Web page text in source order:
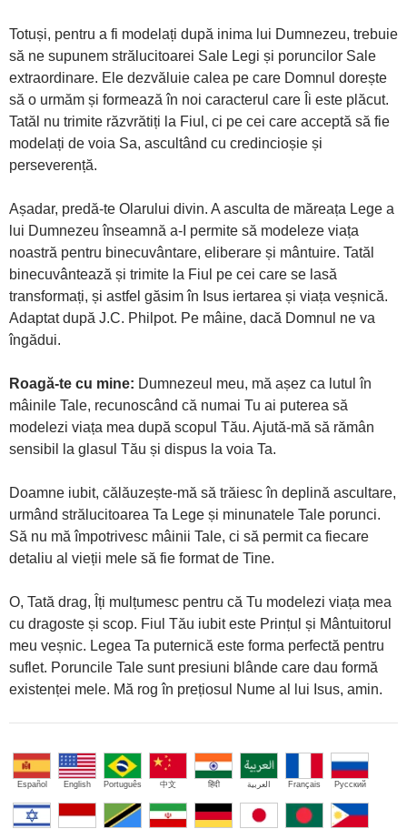
Totuși, pentru a fi modelați după inima lui Dumnezeu, trebuie
să ne supunem strălucitoarei Sale Legi și poruncilor Sale
extraordinare. Ele dezvăluie calea pe care Domnul dorește
să o urmăm și formează în noi caracterul care Îi este plăcut.
Tatăl nu trimite răzvrătiți la Fiul, ci pe cei care acceptă să fie
modelați de voia Sa, ascultând cu credincioșie și
perseverență.
Așadar, predă-te Olarului divin. A asculta de măreața Lege a
lui Dumnezeu înseamnă a-I permite să modeleze viața
noastră pentru binecuvântare, eliberare și mântuire. Tatăl
binecuvântează și trimite la Fiul pe cei care se lasă
transformați, și astfel găsim în Isus iertarea și viața veșnică.
Adaptat după J.C. Philpot. Pe mâine, dacă Domnul ne va
îngădui.
Roagă-te cu mine: Dumnezeul meu, mă așez ca lutul în
mâinile Tale, recunoscând că numai Tu ai puterea să
modelezi viața mea după scopul Tău. Ajută-mă să rămân
sensibil la glasul Tău și dispus la voia Ta.
Doamne iubit, călăuzește-mă să trăiesc în deplină ascultare,
urmând strălucitoarea Ta Lege și minunatele Tale porunci.
Să nu mă împotrivesc mâinii Tale, ci să permit ca fiecare
detaliu al vieții mele să fie format de Tine.
O, Tată drag, Îți mulțumesc pentru că Tu modelezi viața mea
cu dragoste și scop. Fiul Tău iubit este Prințul și Mântuitorul
meu veșnic. Legea Ta puternică este forma perfectă pentru
suflet. Poruncile Tale sunt presiuni blânde care dau formă
existenței mele. Mă rog în prețiosul Nume al lui Isus, amin.
Español English Português 中文 हिंदी العربية Français Русский